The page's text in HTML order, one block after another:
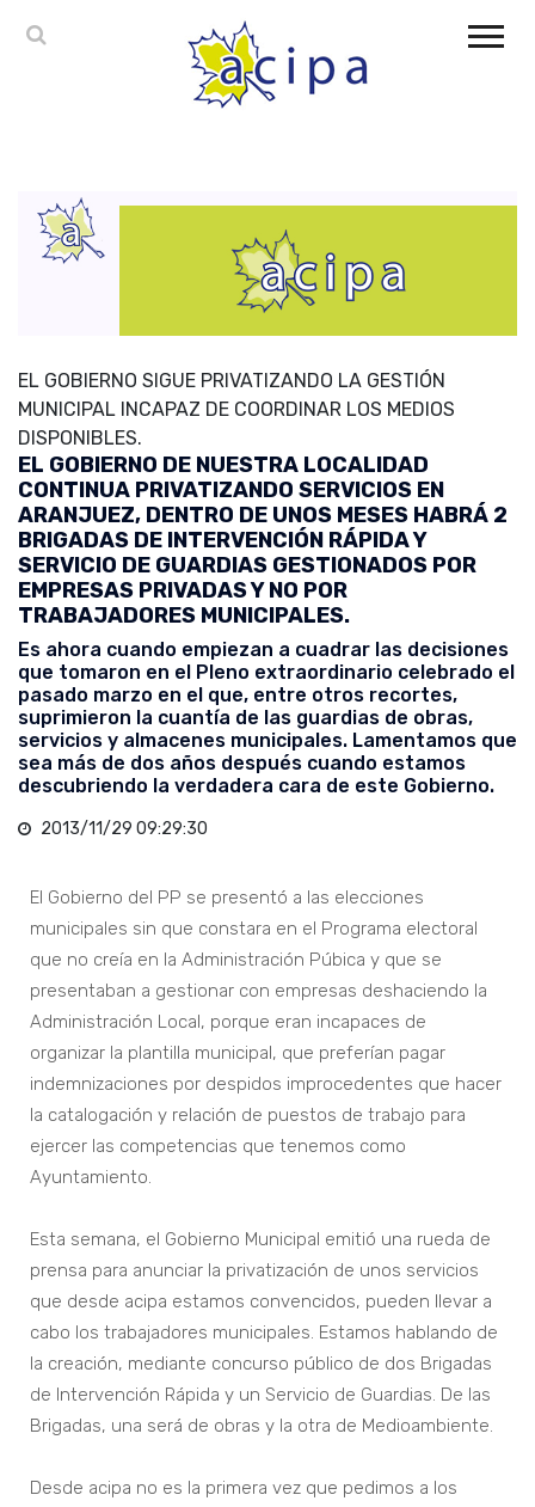
EL GOBIERNO SIGUE PRIVATIZANDO LA GESTIÓN
MUNICIPAL INCAPAZ DE COORDINAR LOS MEDIOS
DISPONIBLES.
EL GOBIERNO DE NUESTRA LOCALIDAD
CONTINUA PRIVATIZANDO SERVICIOS EN
ARANJUEZ, DENTRO DE UNOS MESES HABRÁ 2
BRIGADAS DE INTERVENCIÓN RÁPIDA Y
SERVICIO DE GUARDIAS GESTIONADOS POR
EMPRESAS PRIVADAS Y NO POR
TRABAJADORES MUNICIPALES.
Es ahora cuando empiezan a cuadrar las decisiones
que tomaron en el Pleno extraordinario celebrado el
pasado marzo en el que, entre otros recortes,
suprimieron la cuantía de las guardias de obras,
servicios y almacenes municipales. Lamentamos que
sea más de dos años después cuando estamos
descubriendo la verdadera cara de este Gobierno.
2013/11/29 09:29:30
El Gobierno del PP se presentó a las elecciones
municipales sin que constara en el Programa electoral
que no creía en la Administración Púbica y que se
presentaban a gestionar con empresas deshaciendo la
Administración Local, porque eran incapaces de
organizar la plantilla municipal, que preferían pagar
indemnizaciones por despidos improcedentes que hacer
la catalogación y relación de puestos de trabajo para
ejercer las competencias que tenemos como
Ayuntamiento.
Esta semana, el Gobierno Municipal emitió una rueda de
prensa para anunciar la privatización de unos servicios
que desde acipa estamos convencidos, pueden llevar a
cabo los trabajadores municipales. Estamos hablando de
la creación, mediante concurso público de dos Brigadas
de Intervención Rápida y un Servicio de Guardias. De las
Brigadas, una será de obras y la otra de Medioambiente.
Desde acipa no es la primera vez que pedimos a los